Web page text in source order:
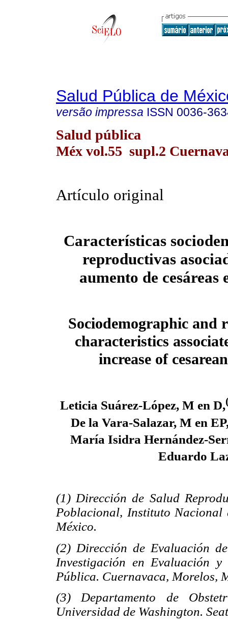
Salud Pública de
versão impressa ISSN 0036-
Salud pública
Méx vol.55 supl.2
Artículo original
Características
reproductivas
aumento de cesáreas
Sociodemographic and
characteristics
increase of
Leticia Suárez-López, M en D,
De la Vara-Salazar, M en
María Isidra Hernández-
Eduardo
(1) Dirección de Salud
Poblacional, Instituto Nacional
México.
(2) Dirección de Evaluación
Investigación en Evaluación
Pública. Cuernavaca, Morelos,
(3) Departamento de
Universidad de Washington.